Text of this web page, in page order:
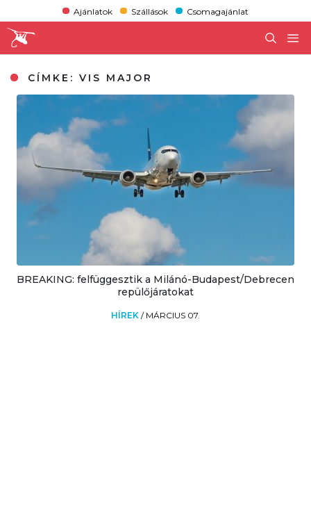
Ajánlatok Szállások Csomagajánlat
CÍMKE:VIS MAJOR
BREAKING: felfüggesztik a Milánó-Budapest/Debrecen
repülőjáratokat
HÍREK / MÁRCIUS 07.